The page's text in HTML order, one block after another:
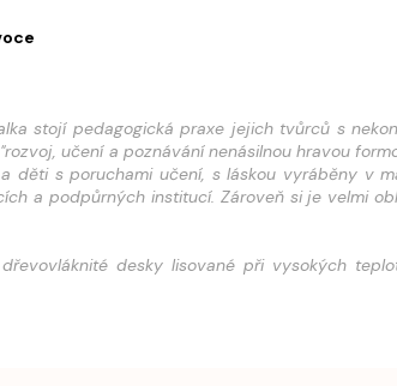
stojí pedagogická praxe jejich tvůrců s
učení a poznávání nenásilnou hravou
děti s poruchami učení, s láskou vyráběny v
a podpůrných institucí. Zároveň si je velmi
desky lisované při vysokých